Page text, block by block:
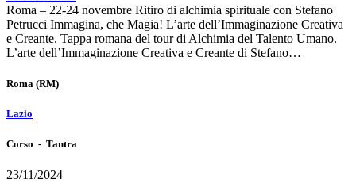
Roma – 22-24 novembre Ritiro di alchimia spirituale con Stefano
Petrucci Immagina, che Magia! L’arte dell’Immaginazione Creativa
e Creante. Tappa romana del tour di Alchimia del Talento Umano.
L’arte dell’Immaginazione Creativa e Creante di Stefano…
Roma (RM)
Lazio
Corso - Tantra
23/11/2024